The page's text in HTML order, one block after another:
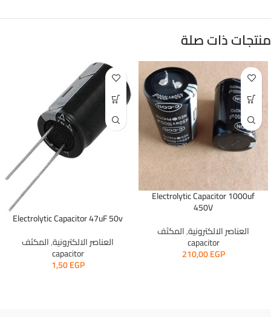
منتجات ذات صلة
Electrolytic Capacitor 1000uf
450V
العناصر الالكترونية,المكثف
capacitor
210,00EGP
Electrolytic Capacitor 47uF 50v
العناصر الالكترونية,المكثف
capacitor
1,50EGP